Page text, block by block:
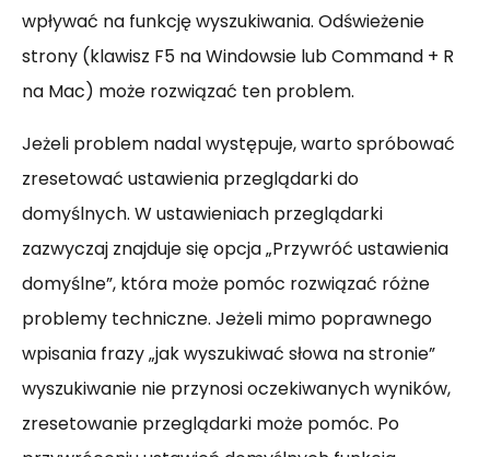
wpływać na funkcję wyszukiwania. Odświeżenie
strony (klawisz F5 na Windowsie lub Command + R
na Mac) może rozwiązać ten problem.
Jeżeli problem nadal występuje, warto spróbować
zresetować ustawienia przeglądarki do
domyślnych. W ustawieniach przeglądarki
zazwyczaj znajduje się opcja „Przywróć ustawienia
domyślne”, która może pomóc rozwiązać różne
problemy techniczne. Jeżeli mimo poprawnego
wpisania frazy „jak wyszukiwać słowa na stronie”
wyszukiwanie nie przynosi oczekiwanych wyników,
zresetowanie przeglądarki może pomóc. Po